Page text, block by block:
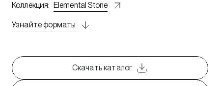
Коллекция: Elemental Stone
Узнайте форматы
Скачать каталог